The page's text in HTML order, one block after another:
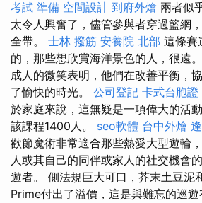
考試 準備 空間設計 到府外燴 兩者似
太令人興奮了，儘管參與者穿過籃網
全帶。 士林 撥筋 安養院 北部 這條賽
的，那些想欣賞海洋景色的人，很遠。
成人的微笑表明，他們在改善平衡，
了愉快的時光。 公司登記 卡式台胞證
於家庭來說，這無疑是一項偉大的活
該課程1400人。 seo軟體 台中外燴
歡節魔術非常適合那些熱愛大型遊輪
人或其自己的同伴或家人的社交機會
遊者。 側法規巨大可口，芥末土豆泥
Prime付出了溢價，這是與難忘的巡